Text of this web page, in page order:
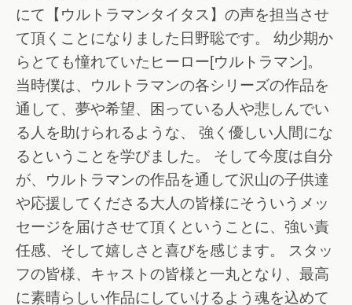
にて【ウルトラマンタイタス】の声を担当させ
て頂くことになりました日野聡です。 幼少期か
らとても憧れていたヒーロー[ウルトラマン]。
当時僕は、ウルトラマンの各シリーズの作品を
通して、夢や希望、困っている人や悲しんでい
る人を助けられるような、 強く優しい人間にな
るということを学びました。 そして今度は自分
が、ウルトラマンの作品を通して沢山の子供達
や応援してくださる大人の皆様にそういうメッ
セージを届けさせて頂くということに、強い責
任感、そして嬉しさと喜びを感じます。 スタッ
フの皆様、キャストの皆様と一丸となり、最高
に素晴らしい作品にしていけるよう魂を込めて